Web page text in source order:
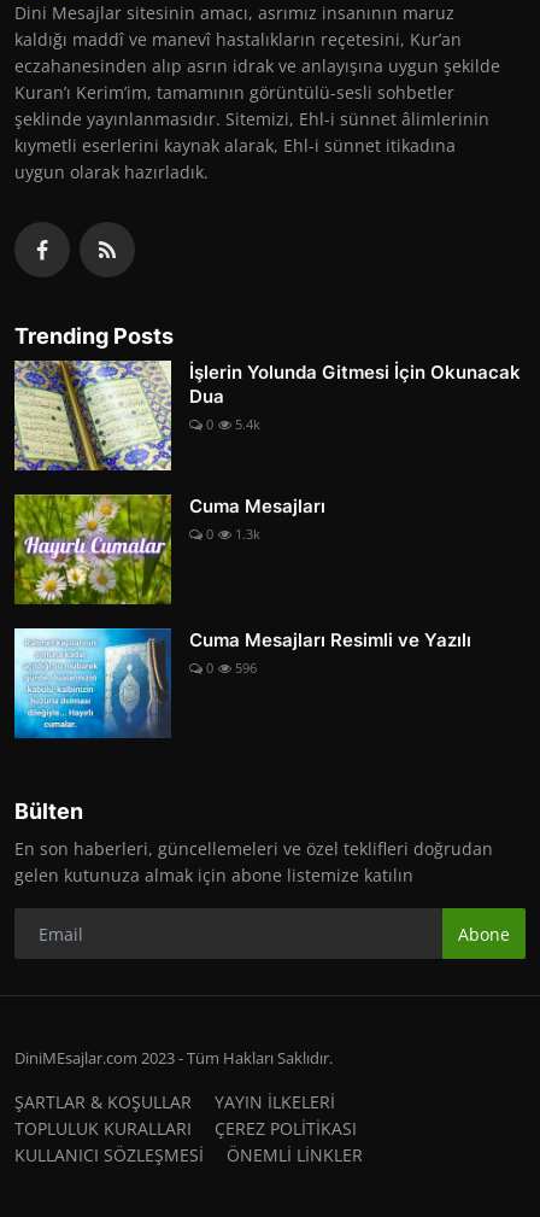
Dini Mesajlar sitesinin amacı, asrımız insanının maruz
kaldığı maddî ve manevî hastalıkların reçetesini, Kur’an
eczahanesinden alıp asrın idrak ve anlayışına uygun şekilde
Kuran’ı Kerim’im, tamamının görüntülü-sesli sohbetler
şeklinde yayınlanmasıdır. Sitemizi, Ehl-i sünnet âlimlerinin
kıymetli eserlerini kaynak alarak, Ehl-i sünnet itikadına
uygun olarak hazırladık.
Trending Posts
İşlerin Yolunda Gitmesi İçin Okunacak
Dua
0 5.4k
Cuma Mesajları
0 1.3k
Cuma Mesajları Resimli ve Yazılı
0 596
Bülten
En son haberleri, güncellemeleri ve özel teklifleri doğrudan
gelen kutunuza almak için abone listemize katılın
Abone
DiniMEsajlar.com 2023 - Tüm Hakları Saklıdır.
ŞARTLAR & KOŞULLAR
YAYIN İLKELERİ
TOPLULUK KURALLARI
ÇEREZ POLİTİKASI
KULLANICI SÖZLEŞMESİ
ÖNEMLİ LİNKLER